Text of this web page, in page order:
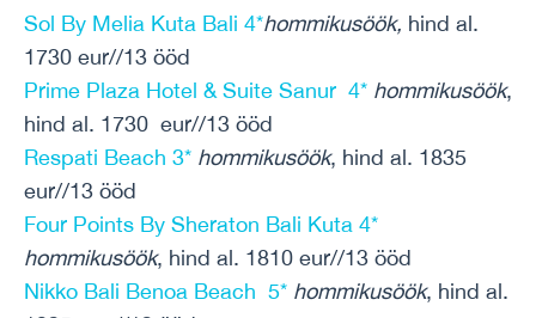
Sol By Melia Kuta Bali 4*hommikusöök, hind al.
1730 eur//13 ööd
Prime Plaza Hotel & Suite Sanur 4* hommikusöök,
hind al. 1730 eur//13 ööd
Respati Beach 3* hommikusöök, hind al. 1835
eur//13 ööd
Four Points By Sheraton Bali Kuta 4*
hommikusöök, hind al. 1810 eur//13 ööd
Nikko Bali Benoa Beach 5* hommikusöök, hind al.